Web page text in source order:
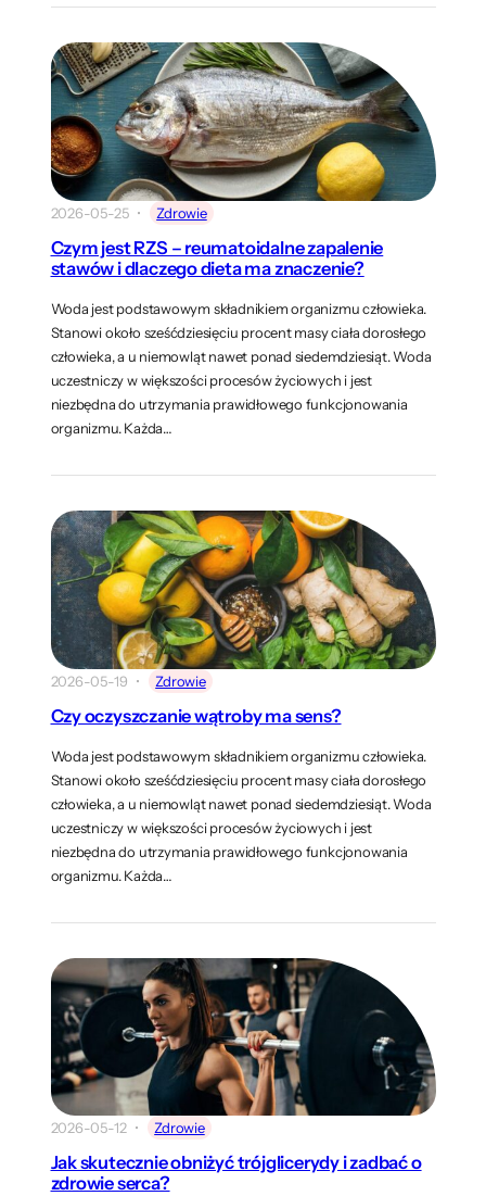
2026-05-25 Zdrowie
Czym jest RZS – reumatoidalne zapalenie
stawów i dlaczego dieta ma znaczenie?
Woda jest podstawowym składnikiem organizmu człowieka.
Stanowi około sześćdziesięciu procent masy ciała dorosłego
człowieka, a u niemowląt nawet ponad siedemdziesiąt. Woda
uczestniczy w większości procesów życiowych i jest
niezbędna do utrzymania prawidłowego funkcjonowania
organizmu. Każda…
2026-05-19 Zdrowie
Czy oczyszczanie wątroby ma sens?
Woda jest podstawowym składnikiem organizmu człowieka.
Stanowi około sześćdziesięciu procent masy ciała dorosłego
człowieka, a u niemowląt nawet ponad siedemdziesiąt. Woda
uczestniczy w większości procesów życiowych i jest
niezbędna do utrzymania prawidłowego funkcjonowania
organizmu. Każda…
2026-05-12 Zdrowie
Jak skutecznie obniżyć trójglicerydy i zadbać o
zdrowie serca?